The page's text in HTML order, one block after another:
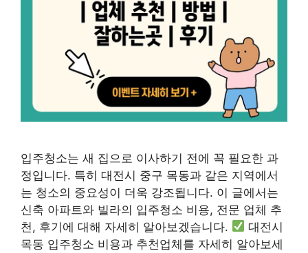
입주청소는 새 집으로 이사하기 전에 꼭 필요한 과
정입니다. 특히 대전시 중구 목동과 같은 지역에서
는 청소의 중요성이 더욱 강조됩니다. 이 글에서는
신축 아파트와 빌라의 입주청소 비용, 전문 업체 추
천, 후기에 대해 자세히 알아보겠습니다.
대전시
목동 입주청소 비용과 추천업체를 자세히 알아보세